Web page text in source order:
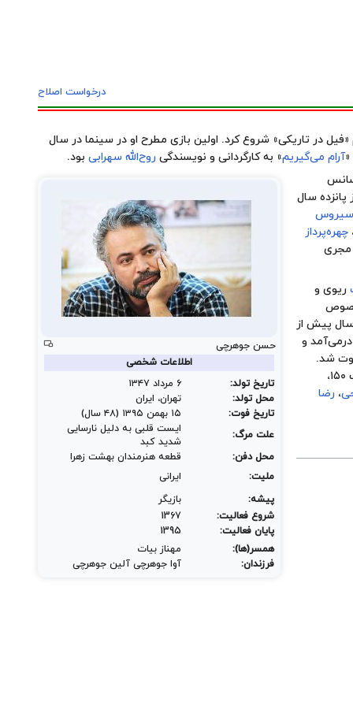
درخواست اصلاح
فیل در تاریکی» شروع کرد. اولین بازی مطرح او در سینما در سال
آرام می‌گیریم» به کارگردانی و نویسندگی روح‌الله سهرابی بود.
حسن جوهرچی
اطلاعات شخصی
تاریخ تولد:
۶ مرداد ۱۳۴۷
محل تولد:
تهران، ایران
تاریخ فوت:
۱۵ بهمن ۱۳۹۵ (۴۸ سال)
علت مرگ:
ایست قلبی به دلیل نارسایی
شدید کبد
محل دفن:
قطعه هنرمندان بهشت زهرا
ملیت:
ایرانی
پیشه:
بازیگر
شروع فعالیت:
1367
پایان فعالیت:
1395
همسر(ها):
مهناز بیات
فرزندان:
آوا جوهرچی آلین جوهرچی
پانزده سال
سیروس
چهره‌پرداز
بیش از ۳۰ اثر هنری نقش ایفا کرده بود. وی در ماه رمضان سال ۱۳۸۹، مجری
ریوی و
پیش از
و
شد.
۱۷ بهمن ۱۳۹۵ تشییع و در قطعه هنرمندان بهشت زهرا، قطعه ۸۸، ردیف ۱۵۰،
، رضا